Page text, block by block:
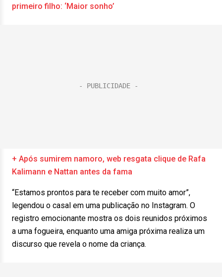
primeiro filho: ‘Maior sonho’
+ Após sumirem namoro, web resgata clique de Rafa
Kalimann e Nattan antes da fama
“Estamos prontos para te receber com muito amor”,
legendou o casal em uma publicação no Instagram. O
registro emocionante mostra os dois reunidos próximos
a uma fogueira, enquanto uma amiga próxima realiza um
discurso que revela o nome da criança.